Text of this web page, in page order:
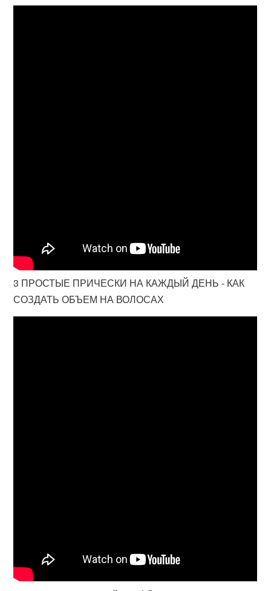
3 ПРОСТЫЕ ПРИЧЕСКИ НА КАЖДЫЙ ДЕНЬ - КАК
СОЗДАТЬ ОБЪЕМ НА ВОЛОСАХ